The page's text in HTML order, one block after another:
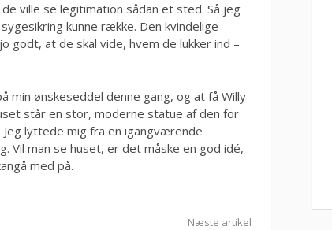
ville se legitimation sådan et sted. Så jeg
kunne række. Den kvindelige
godt, at de skal vide, hvem de lukker ind –
min ønskeseddel denne gang, og at få Willy-
står en stor, moderne statue af den for
lyttede mig fra en igangværende
Vil man se huset, er det måske en god idé,
med på.
Næste artikel